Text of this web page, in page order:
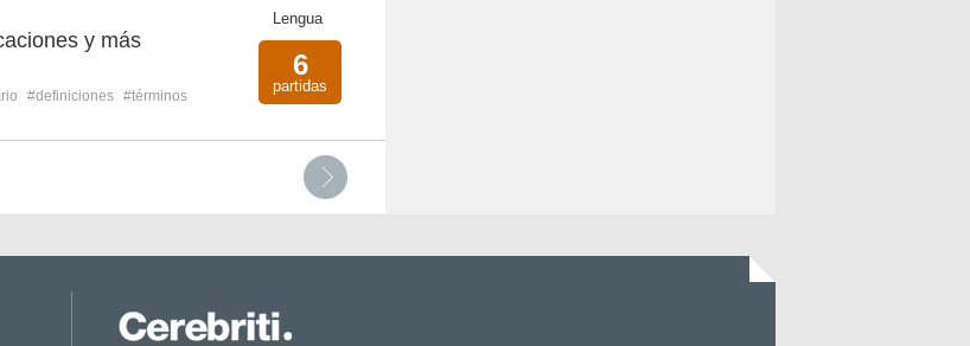
y más
#definiciones #términos
Lengua
6
partidas